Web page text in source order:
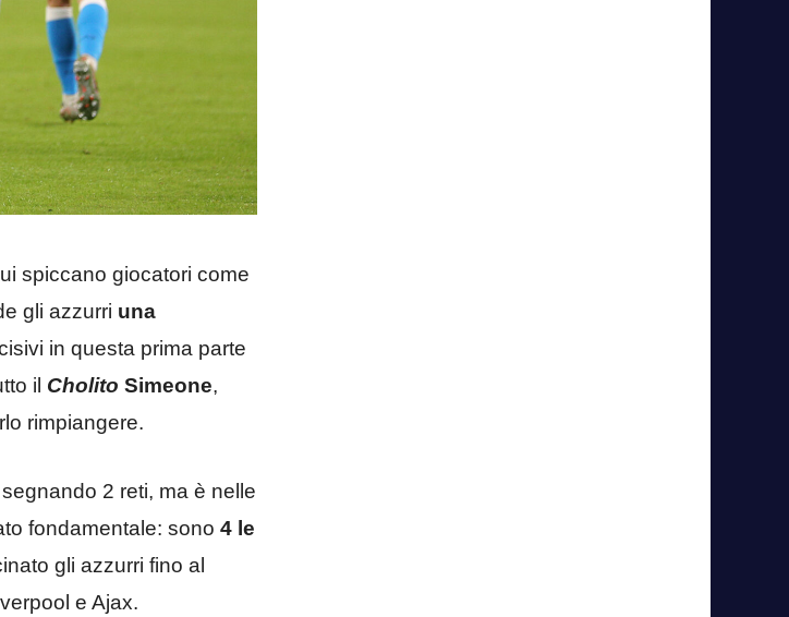
spiccano giocatori come
gli azzurri una
in questa prima parte
il Cholito Simeone,
rimpiangere.
segnando 2 reti, ma è nelle
fondamentale: sono 4 le
gli azzurri fino al
e Ajax.